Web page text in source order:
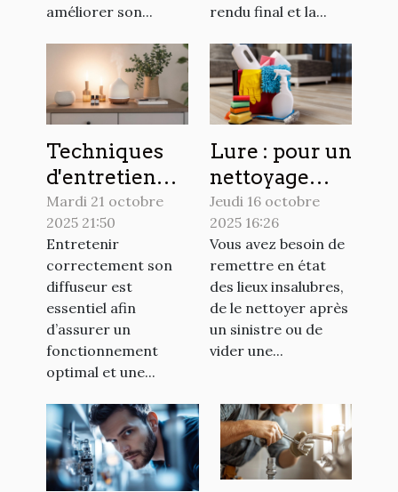
améliorer son...
rendu final et la...
Techniques
d'entretien
pour
prolonger la
durée de vie
de votre
diffuseur
Mardi 21 octobre
2025 21:50
Entretenir
correctement son
diffuseur est
essentiel afin
d’assurer un
fonctionnement
optimal et une...
Lure : pour un
nettoyage
extrême, les
habitants font
appel à cette
société
spécialisée !
Jeudi 16 octobre
2025 16:26
Vous avez besoin de
remettre en état
des lieux insalubres,
de le nettoyer après
un sinistre ou de
vider une...